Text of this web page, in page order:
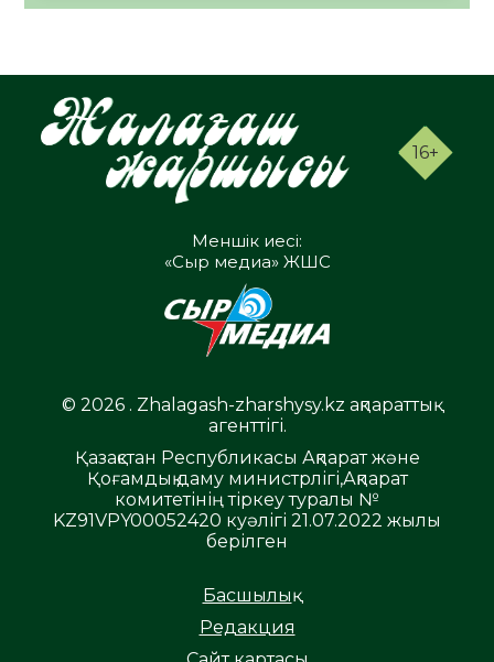
16+
Меншік иесі:
«Сыр медиа» ЖШС
© 2026 . Zhalagash-zharshysy.kz ақпараттық
агенттігі.
Қазақстан Республикасы Ақпарат және
Қоғамдық даму министрлігі,Ақпарат
комитетінің тіркеу туралы №
KZ91VPY00052420 куәлігі 21.07.2022 жылы
берілген
Басшылық
Редакция